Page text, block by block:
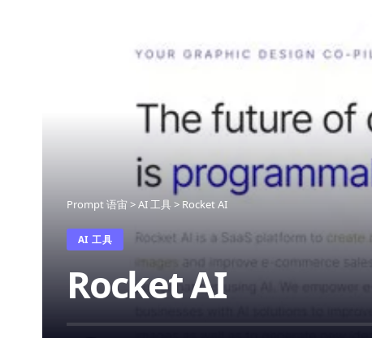
Prompt 语宙>AI 工具> Rocket AI
AI 工具
Rocket AI